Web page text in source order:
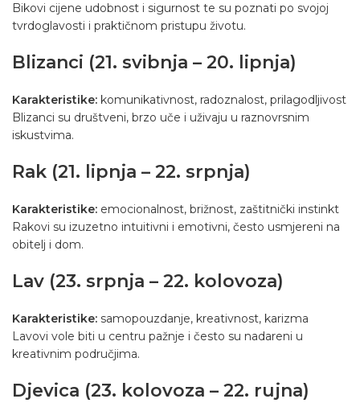
Bikovi cijene udobnost i sigurnost te su poznati po svojoj
tvrdoglavosti i praktičnom pristupu životu.
Blizanci (21. svibnja – 20. lipnja)
Karakteristike: komunikativnost, radoznalost, prilagodljivost
Blizanci su društveni, brzo uče i uživaju u raznovrsnim
iskustvima.
Rak (21. lipnja – 22. srpnja)
Karakteristike: emocionalnost, brižnost, zaštitnički instinkt
Rakovi su izuzetno intuitivni i emotivni, često usmjereni na
obitelj i dom.
Lav (23. srpnja – 22. kolovoza)
Karakteristike: samopouzdanje, kreativnost, karizma
Lavovi vole biti u centru pažnje i često su nadareni u
kreativnim područjima.
Djevica (23. kolovoza – 22. rujna)